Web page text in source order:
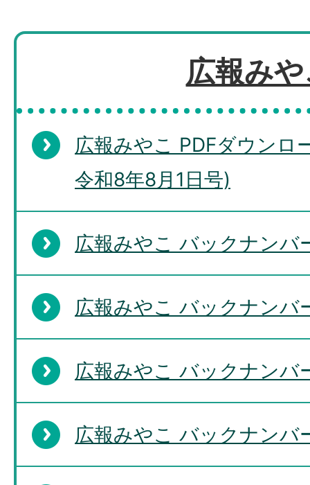
広報み
広報みやこ PDFダウンロ
令和8年8月1日号)
広報みやこ バックナンバ
広報みやこ バックナンバ
広報みやこ バックナンバ
広報みやこ バックナンバ